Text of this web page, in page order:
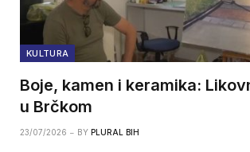
KULTURA
Boje, kamen i keramika:
u Brčkom
23/07/2026 BY PLURAL BIH